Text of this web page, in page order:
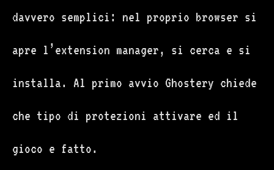
davvero semplici: nel proprio browser si
apre l’extension manager, si cerca e si
installa. Al primo avvio Ghostery chiede
che tipo di protezioni attivare ed il
gioco e fatto.